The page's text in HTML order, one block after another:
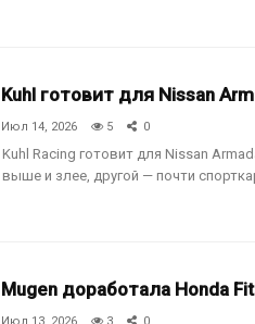
Kuhl готовит для Nissan
Июл 14, 2026 5 0
Kuhl Racing готовит для Nissan
выше и злее, другой — почти
Mugen доработала Honda
Июл 13, 2026 3 0